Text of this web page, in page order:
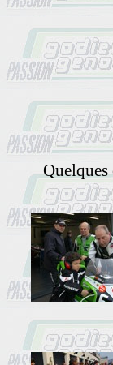
Quelques